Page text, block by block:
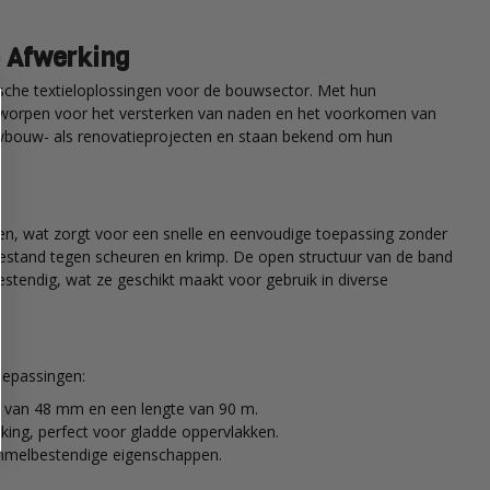
Afwerking
textieloplossingen voor de bouwsector. Met hun
voor het versterken van naden en het voorkomen van
als renovatieprojecten en staan bekend om hun
wat zorgt voor een snelle en eenvoudige toepassing zonder
tegen scheuren en krimp. De open structuur van de band
wat ze geschikt maakt voor gebruik in diverse
48 mm en een lengte van 90 m.
perfect voor gladde oppervlakken.
eigenschappen.